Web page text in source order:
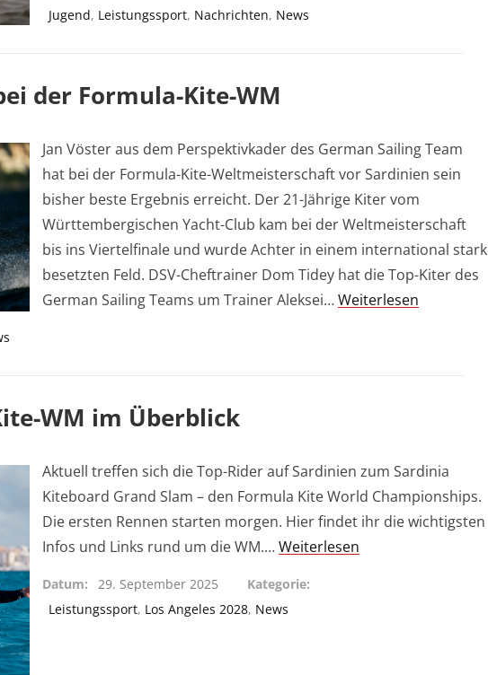
Jugend, Leistungssport, Nachrichten, News
der Formula-Kite-WM
Jan Vöster aus dem Perspektivkader des German Sailing Team
hat bei der Formula-Kite-Weltmeisterschaft vor Sardinien sein
bisher beste Ergebnis erreicht. Der 21-Jährige Kiter vom
Württembergischen Yacht-Club kam bei der Weltmeisterschaft
bis ins Viertelfinale und wurde Achter in einem international stark
besetzten Feld. DSV-Cheftrainer Dom Tidey hat die Top-Kiter des
German Sailing Teams um Trainer Aleksei…Weiterlesen
WM im Überblick
Aktuell treffen sich die Top-Rider auf Sardinien zum Sardinia
Kiteboard Grand Slam – den Formula Kite World Championships.
Die ersten Rennen starten morgen. Hier findet ihr die wichtigsten
Infos und Links rund um die WM.…Weiterlesen
Datum 29. September 2025
Kategorie
Leistungssport, Los Angeles 2028, News